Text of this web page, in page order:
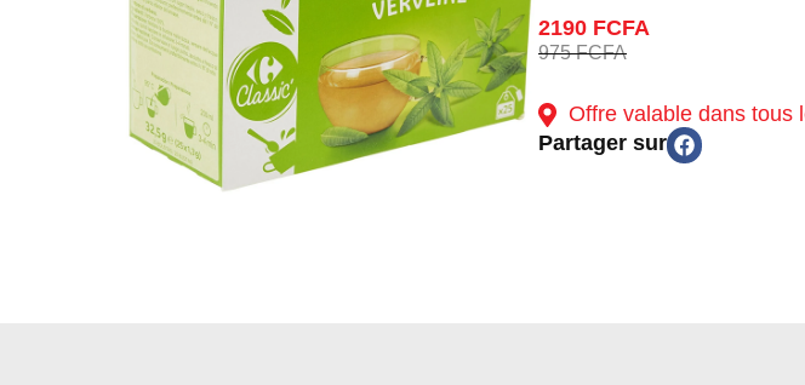
2190 FCFA
975 FCFA
Offre valable dans tous
Partager sur